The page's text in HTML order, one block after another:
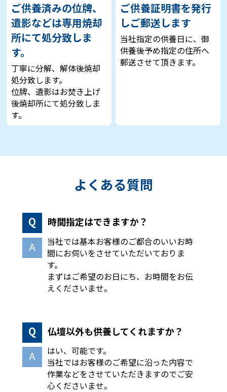
ご供養済みの位牌、
遺影などは専用焼却
所にて処分致しま
す。
丁寧に分解、解体後焼却
処分致します。
位牌、遺影はお焚き上げ
後焼却所にて処分致しま
す。
ご供養証明書を発行
しご郵送します
当社指定の供養日に、御
供養後予め指定の住所へ
郵送させて頂きます。
よくある質問
時間指定はできますか？
当社では基本お客様のご都合のいいお時
間にお伺いをさせていただいておりま
す。
まずはご希望のお日にち、お時間をお伝
えくださいませ。
仏壇以外も供養してくれますか？
はい、可能です。
当社ではお客様のご希望に沿った内容で
作業などをさせていただきますのでご安
心くださいませ。